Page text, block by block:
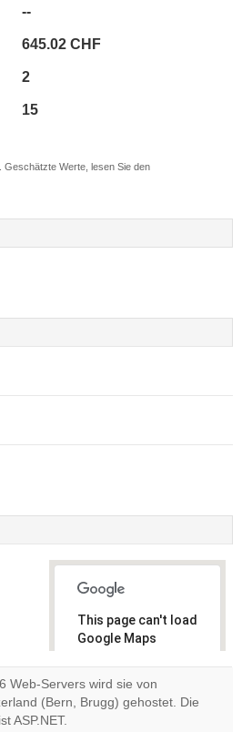
--
645.02 CHF
2
15
Geschätzte Werte, lesen Sie den
This page can't load
Google Maps
Do you
own this
OK
Web-Servers wird sie von
(Bern, Brugg) gehostet. Die
ASP.NET.